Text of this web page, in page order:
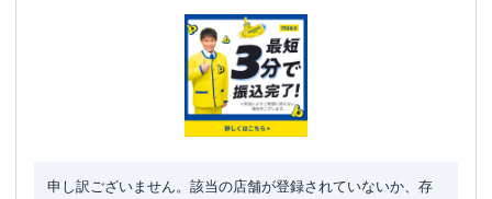
申し訳ございません。該当の店舗が登録されていないか、存